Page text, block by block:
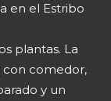
en el Estribo
plantas. La
con comedor,
y un